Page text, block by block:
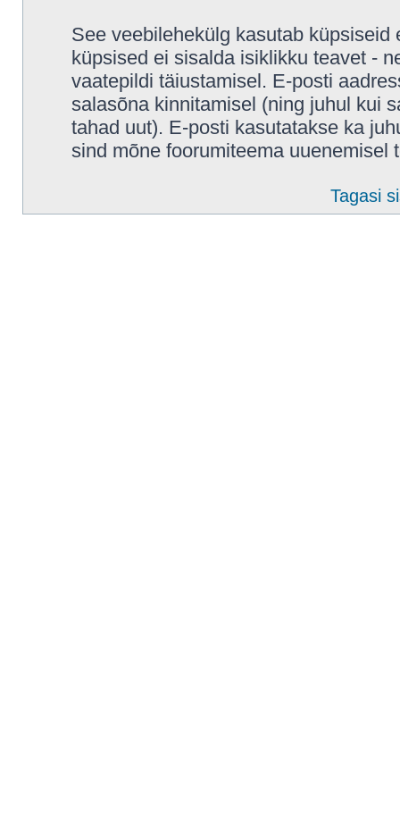
See veebilehekülg kasutab
küpsised ei sisalda isiklikku teavet -
vaatepildi täiustamisel. E-posti
salasõna kinnitamisel (ning juhul kui
tahad uut). E-posti kasutatakse ka
sind mõne foorumiteema uuenemisel
Tagasi